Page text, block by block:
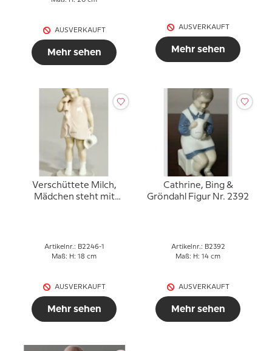
AUSVERKAUFT
Mehr sehen
AUSVERKAUFT
Mehr sehen
Verschüttete Milch,
Mädchen steht mit
Unikat
Artikelnr.: B2246-1
Maß: H: 18 cm
AUSVERKAUFT
Mehr sehen
Cathrine, Bing &
Gröndahl Figur Nr. 2392
Artikelnr.: B2392
Maß: H: 14 cm
AUSVERKAUFT
Mehr sehen